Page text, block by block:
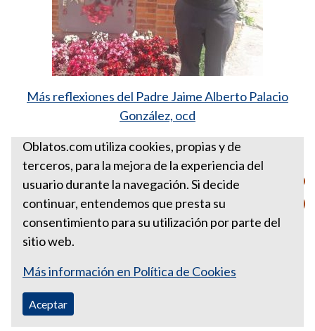
Más reflexiones del Padre Jaime Alberto Palacio
González, ocd
Fuente:http://ow.ly/6Q8h30ncOXb
PARA ESTA SEMANA ENERO 6
DE 2019
Oblatos.com utiliza cookies, propias y de
terceros, para la mejora de la experiencia del
usuario durante la navegación. Si decide
continuar, entendemos que presta su
consentimiento para su utilización por parte del
sitio web.
Más información en Política de Cookies
Aceptar